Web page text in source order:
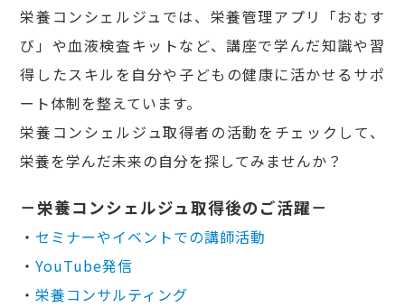
栄養コンシェルジュでは、栄養管理アプリ「おむす
び」や血液検査キットなど、講座で学んだ知識や習
得したスキルを自分や子どもの健康に活かせるサポ
ート体制を整えています。
栄養コンシェルジュ取得者の活動をチェックして、
栄養を学んだ未来の自分を探してみませんか？
－栄養コンシェルジュ取得後のご活躍－
・ セミナーやイベントでの講師活動
・YouTube発信
・栄養コンサルティング